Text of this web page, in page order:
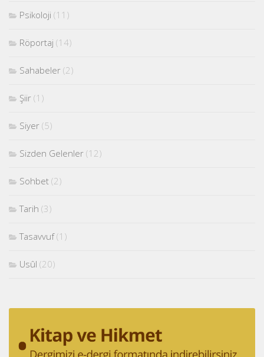
Psikoloji (11)
Röportaj (14)
Sahabeler (2)
Şiir (1)
Siyer (5)
Sizden Gelenler (12)
Sohbet (2)
Tarih (3)
Tasavvuf(1)
Usûl (20)